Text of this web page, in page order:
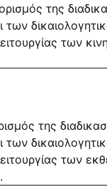
της
των
των
της
των
των